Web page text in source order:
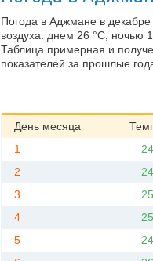
Погода в Аджмане в
воздуха: днем 26 °C, ночью
Таблица примерная и
показателей за прошлые
День месяца
1
2
3
4
5